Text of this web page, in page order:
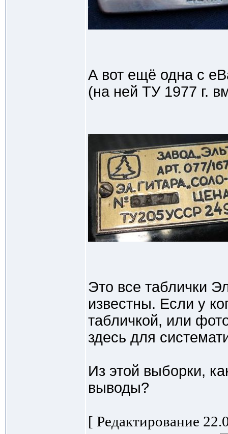
А вот ещё одна с
(на ней ТУ 1977 г.
Это все таблички
известны. Если у
табличкой, или
здесь для
Из этой выборки,
выводы?
[ Редактирование